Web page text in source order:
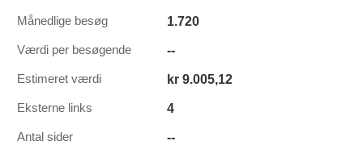
Månedlige besøg 1.720
Værdi per besøgende --
Estimeret værdi kr 9.005,12
Eksterne links 4
Antal sider --